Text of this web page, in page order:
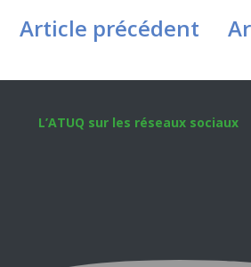
Article précédent
Footer
L’ATUQ sur les réseaux sociaux